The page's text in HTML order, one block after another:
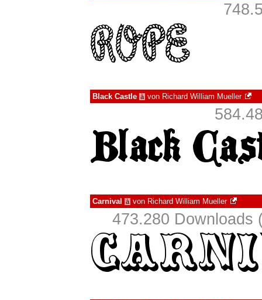
Black Castle à von Richard William Mueller
Carnival à von Richard William Mueller
473.280 Downloads